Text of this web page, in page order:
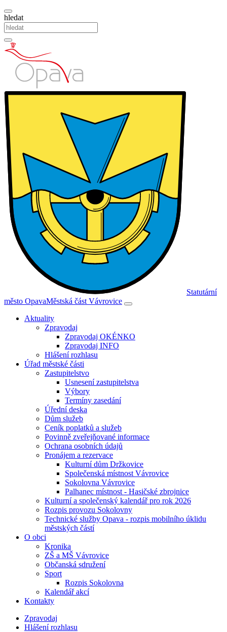
hledat
Statutární
město OpavaMěstská část Vávrovice
Aktuality
Zpravodaj
Zpravodaj OKÉNKO
Zpravodaj INFO
Hlášení rozhlasu
Úřad městské části
Zastupitelstvo
Usnesení zastupitelstva
Výbory
Termíny zasedání
Úřední deska
Dům služeb
Ceník poplatků a služeb
Povinně zveřejňované informace
Ochrana osobních údajů
Pronájem a rezervace
Kulturní dům Držkovice
Společenská místnost Vávrovice
Sokolovna Vávrovice
Palhanec místnost - Hasičské zbrojnice
Kulturní a společenský kalendář pro rok 2026
Rozpis provozu Sokolovny
Technické služby Opava - rozpis mobilního úklidu
městských částí
O obci
Kronika
ZŠ a MŠ Vávrovice
Občanská sdružení
Sport
Rozpis Sokolovna
Kalendář akcí
Kontakty
Zpravodaj
Hlášení rozhlasu